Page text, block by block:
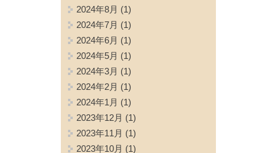
2024年8月 (1)
2024年7月 (1)
2024年6月 (1)
2024年5月 (1)
2024年3月 (1)
2024年2月 (1)
2024年1月 (1)
2023年12月 (1)
2023年11月 (1)
2023年10月 (1)